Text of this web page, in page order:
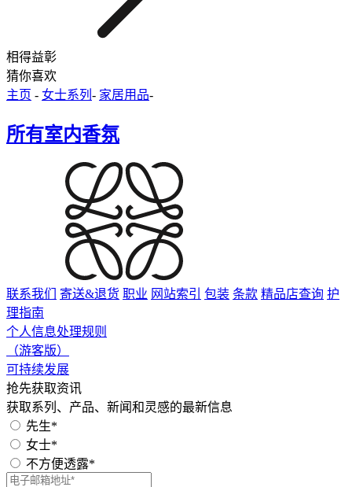
相得益彰
猜你喜欢
主页 - 女士系列 - 家居用品-
所有室内香氛
联系我们 寄送&退货 职业 网站索引 包装 条款 精品店查询 护
理指南
个人信息处理规则
（游客版）
可持续发展
抢先获取资讯
获取系列、产品、新闻和灵感的最新信息
先生*
女士*
不方便透露*